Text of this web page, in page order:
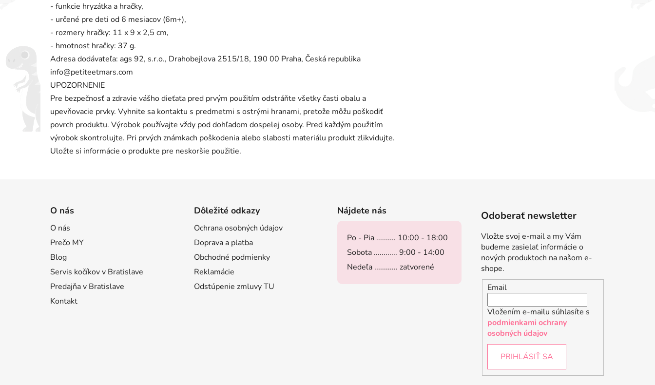
- funkcie hryzátka a hračky,
- určené pre deti od 6 mesiacov (6m+),
- rozmery hračky: 11 x 9 x 2,5 cm,
- hmotnosť hračky: 37 g.
Adresa dodávateľa: ags 92, s.r.o., Drahobejlova 2515/18, 190 00 Praha, Česká republika
info@petiteetmars.com
UPOZORNENIE
Pre bezpečnosť a zdravie vášho dieťaťa pred prvým použitím odstráňte všetky časti obalu a
upevňovacie prvky. Vyhnite sa kontaktu s predmetmi s ostrými hranami, pretože môžu poškodiť
povrch produktu. Výrobok používajte vždy pod dohľadom dospelej osoby. Pred každým použitím
výrobok skontrolujte. Pri prvých známkach poškodenia alebo slabosti materiálu produkt zlikvidujte.
Uložte si informácie o produkte pre neskoršie použitie.
O nás
O nás
Prečo MY
Blog
Servis kočíkov v Bratislave
Predajňa v Bratislave
Kontakt
Dôležité odkazy
Ochrana osobných údajov
Doprava a platba
Obchodné podmienky
Reklamácie
Odstúpenie zmluvy TU
Nájdete nás
Po - Pia .......... 10:00 - 18:00
Sobota ............ 9:00 - 14:00
Nedeľa ............ zatvorené
Odoberať newsletter
Vložte svoj e-mail a my Vám
budeme zasielať informácie o
nových produktoch na našom e-
shope.
Email
Vložením e-mailu súhlasíte s
podmienkami ochrany
osobných údajov
PRIHLÁSIŤ SA